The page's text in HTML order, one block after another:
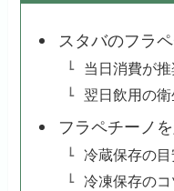
スタバのフラ
当日消費が
翌日飲用の衛
フラペチーノ
冷蔵保存の目
冷凍保存のコ